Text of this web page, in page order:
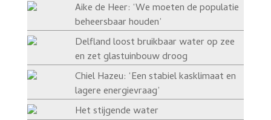
Aike de Heer: ‘We moeten de populatie
beheersbaar houden’
Delfland loost bruikbaar water op zee
en zet glastuinbouw droog
Chiel Hazeu: ‘Een stabiel kasklimaat en
lagere energievraag’
Het stijgende water